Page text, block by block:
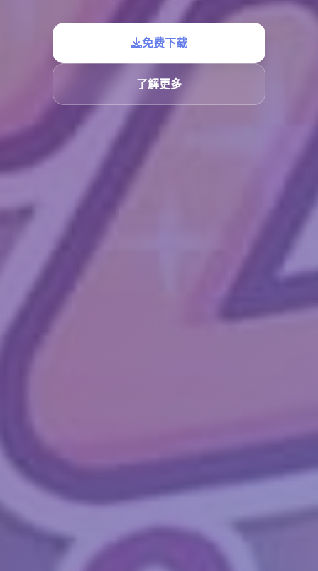
免费下载
了解更多